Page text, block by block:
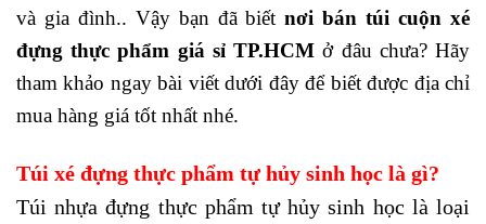
và gia đình.. Vậy bạn đã biếtnơi bán túi cuộn xé
đựng thực phẩm giá sỉ TP.HCMở đâu chưa? Hãy
tham khảo ngay bài viết dưới đây để biết được địa chỉ
mua hàng giá tốt nhất nhé.
Túi xé đựng thực phẩm tự hủy sinh học là gì?
Túi nhựa đựng thực phẩm tự hủy sinh học là loại